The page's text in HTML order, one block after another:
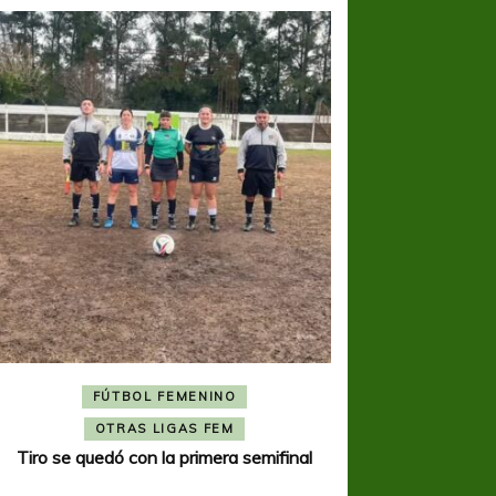
FÚTBOL FEMENINO
OTRAS LIGAS FEM
Tiro se quedó con la primera semifinal